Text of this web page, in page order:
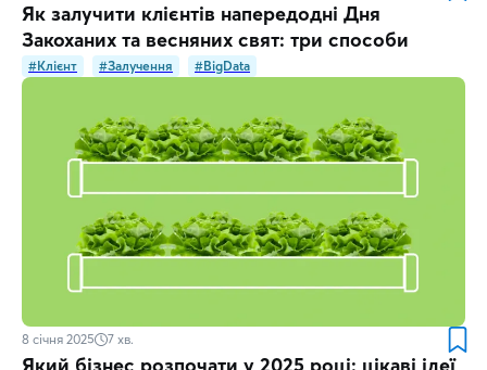
Як залучити клієнтів напередодні Дня
Закоханих та весняних свят: три способи
#Клієнт #Залучення #BigData
8 січня 2025 7 хв.
Який бізнес розпочати у 2025 році: цікаві ідеї